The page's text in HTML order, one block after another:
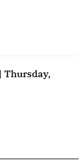
Thursday,